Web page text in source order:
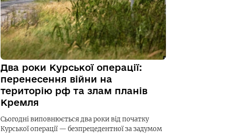
Два роки Курської операції:
перенесення війни на
територію рф та злам планів
Кремля
Сьогодні виповнюється два роки від початку
Курської операції — безпрецедентної за задумом